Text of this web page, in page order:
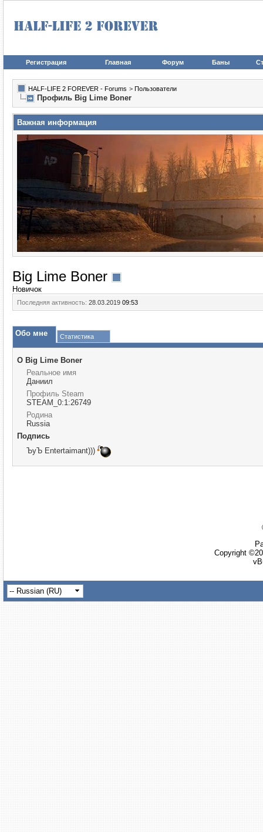
Регистрация Главная Форум Баны
HALF-LIFE 2 FOREVER - Forums > Пользователи
Профиль Big Lime Boner
Важная информация
Big Lime Boner
Новичок
Последняя активность: 28.03.2019 09:53
Обо мне Статистика
О Big Lime Boner
Реальное имя
Даниил
Профиль Steam
STEAM_0:1:26749
Родина
Russia
Подпись
ЪуЪ Entertaimant)))
Copyright